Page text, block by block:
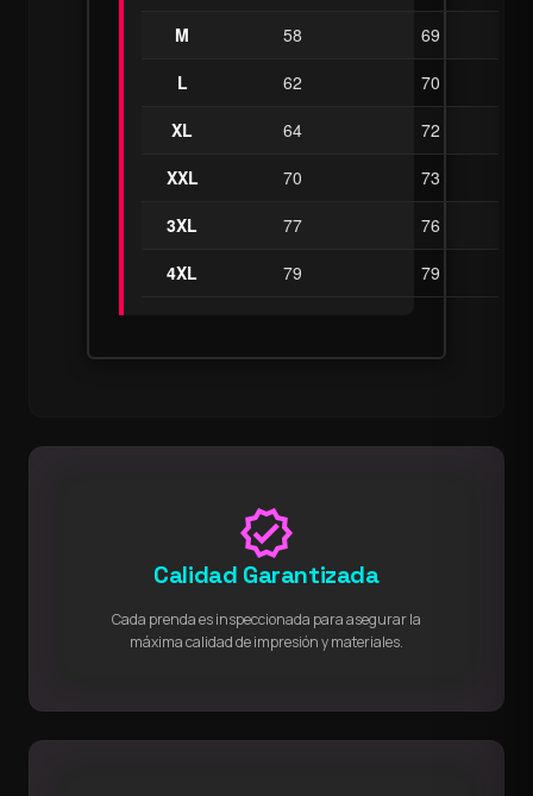
M
58
69
L
62
70
XL
64
72
XXL
70
73
3XL
77
76
4XL
79 79
verified
Calidad Garantizada
Cada prenda es inspeccionada para asegurar la
máxima calidad de impresión y materiales.